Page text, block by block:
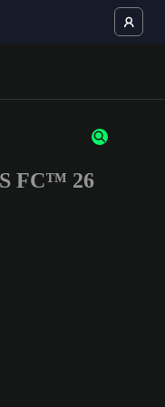
or numbers
FC™ 26